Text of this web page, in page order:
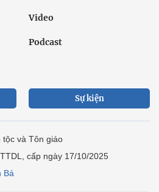
Video
Podcast
Sự kiện
tộc và Tôn giáo
cấp ngày 17/10/2025
Bá